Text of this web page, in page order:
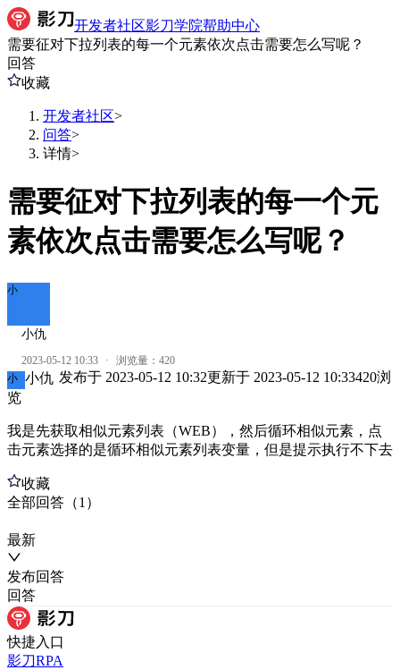
开发者社区影刀学院帮助中心
需要征对下拉列表的每一个元素依次点击需要怎么写呢？
回答
收藏
开发者社区>
问答>
详情>
需要征对下拉列表的每一个元
素依次点击需要怎么写呢？
小
小仇
2023-05-12 10:33 · 浏览量： 420
小 小仇 发布于 2023-05-12 10:32更新于 2023-05-12 10:33420浏
览
我是先获取相似元素列表（WEB），然后循环相似元素，点
击元素选择的是循环相似元素列表变量，但是提示执行不下去
收藏
全部回答 （1 ）
最新
发布回答
回答
快捷入口
影刀RPA